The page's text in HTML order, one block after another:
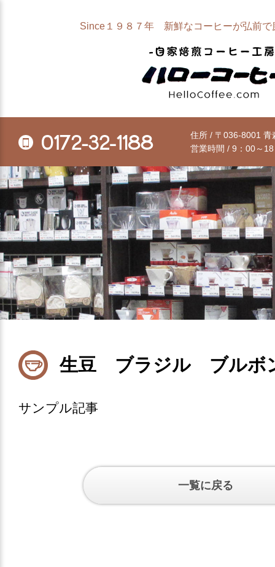
Since１９８７年 新鮮なコーヒーが弘前で
0172-32-1188
住所 / 〒036-8001 青
営業時間 / 9：00～
生豆 ブラジル ブルボ
サンプル記事
一覧に戻る